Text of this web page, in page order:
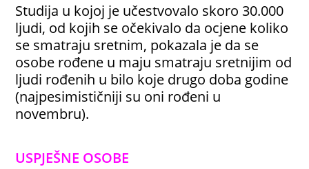
Studija u kojoj je učestvovalo skoro 30.000
ljudi, od kojih se očekivalo da ocjene koliko
se smatraju sretnim, pokazala je da se
osobe rođene u maju smatraju sretnijim od
ljudi rođenih u bilo koje drugo doba godine
(najpesimističniji su oni rođeni u
novembru).
USPJEŠNE OSOBE